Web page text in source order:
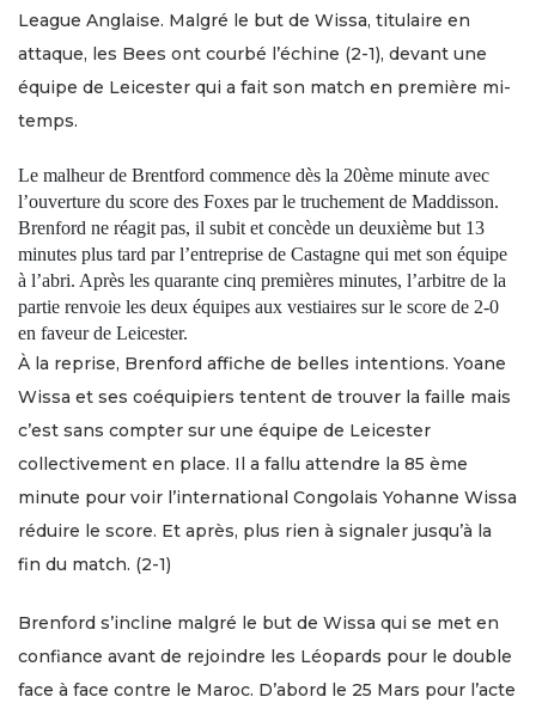
League Anglaise. Malgré le but de Wissa, titulaire en
attaque, les Bees ont courbé l’échine (2-1), devant une
équipe de Leicester qui a fait son match en première mi-
temps.
Le malheur de Brentford commence dès la 20ème minute avec
l’ouverture du score des Foxes par le truchement de Maddisson.
Brenford ne réagit pas, il subit et concède un deuxième but 13
minutes plus tard par l’entreprise de Castagne qui met son équipe
à l’abri. Après les quarante cinq premières minutes, l’arbitre de la
partie renvoie les deux équipes aux vestiaires sur le score de 2-0
en faveur de Leicester.
À la reprise, Brenford affiche de belles intentions. Yoane
Wissa et ses coéquipiers tentent de trouver la faille mais
c’est sans compter sur une équipe de Leicester
collectivement en place. Il a fallu attendre la 85 ème
minute pour voir l’international Congolais Yohanne Wissa
réduire le score. Et après, plus rien à signaler jusqu’à la
fin du match. (2-1)
Brenford s’incline malgré le but de Wissa qui se met en
confiance avant de rejoindre les Léopards pour le double
face à face contre le Maroc. D’abord le 25 Mars pour l’acte